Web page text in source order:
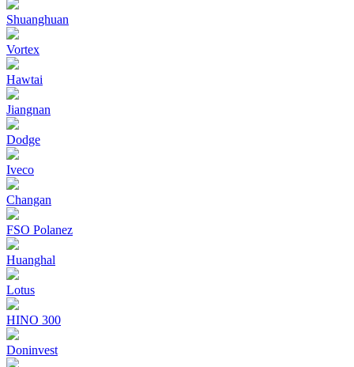
Shuanghuan
Vortex
Hawtai
Jiangnan
Dodge
Iveco
Changan
FSO Polanez
Huanghal
Lotus
HINO 300
Doninvest